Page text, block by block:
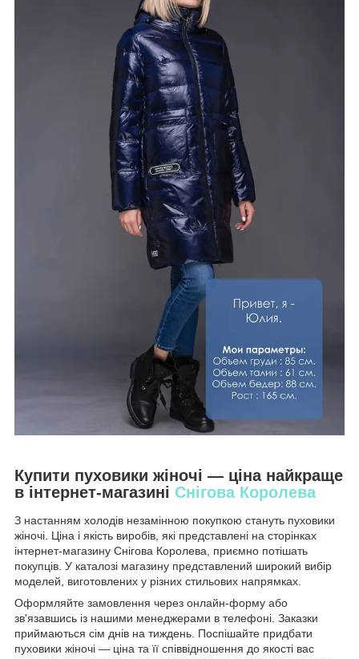
Купити пуховики жіночі — ціна найкраще
в інтернет-магазині Снігова Королева
З настанням холодів незамінною покупкою стануть пуховики
жіночі. Ціна і якість виробів, які представлені на сторінках
інтернет-магазину Снігова Королева, приємно потішать
покупців. У каталозі магазину представлений широкий вибір
моделей, виготовлених у різних стильових напрямках.
Оформляйте замовлення через онлайн-форму або
зв'язавшись із нашими менеджерами в телефоні. Заказки
приймаються сім днів на тиждень. Поспішайте придбати
пуховики жіночі — ціна та її співвідношення до якості вас